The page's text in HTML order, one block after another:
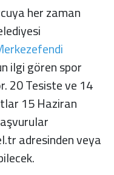
her zaman
ilgi gören spor
20 Tesiste ve 14
15 Haziran
adresinden veya